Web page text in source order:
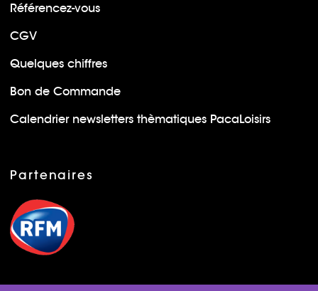
Référencez-vous
CGV
Quelques chiffres
Bon de Commande
Calendrier newsletters thèmatiques PacaLoisirs
Partenaires